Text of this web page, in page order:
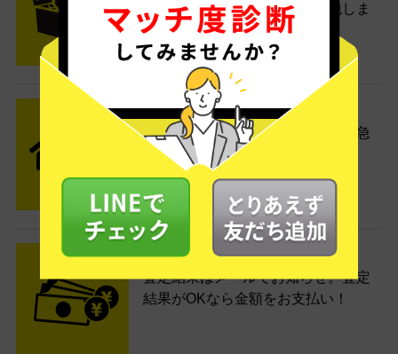
たい商品をいろいろ詰めて梱包しま
す。
STEP2 発送
送料無料でご自宅から発送！佐川急
便がご自宅まで引き取りに伺いま
す。
STEP3 ご入金
査定結果はメールでお知らせ。査定
結果がOKなら金額をお支払い！